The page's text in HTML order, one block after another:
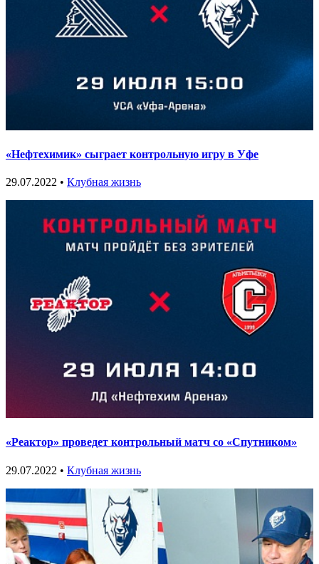
«Нефтехимик» сыграет контрольную игру в Уфе
29.07.2022 • Клубная жизнь
«Реактор» проведет контрольный матч со «Спутником»
29.07.2022 • Клубная жизнь